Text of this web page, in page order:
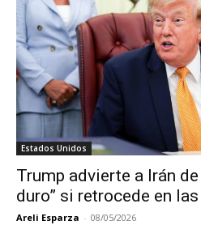
Estados Unidos
Trump advierte a Irán de
duro” si retrocede en
Areli Esparza - 08/05/2026